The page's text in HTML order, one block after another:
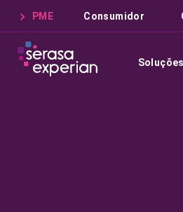
PME Consumidor